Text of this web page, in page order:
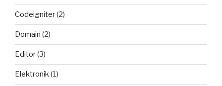
Codeigniter(2)
Domain (2)
Editor(3)
Elektronik(1)